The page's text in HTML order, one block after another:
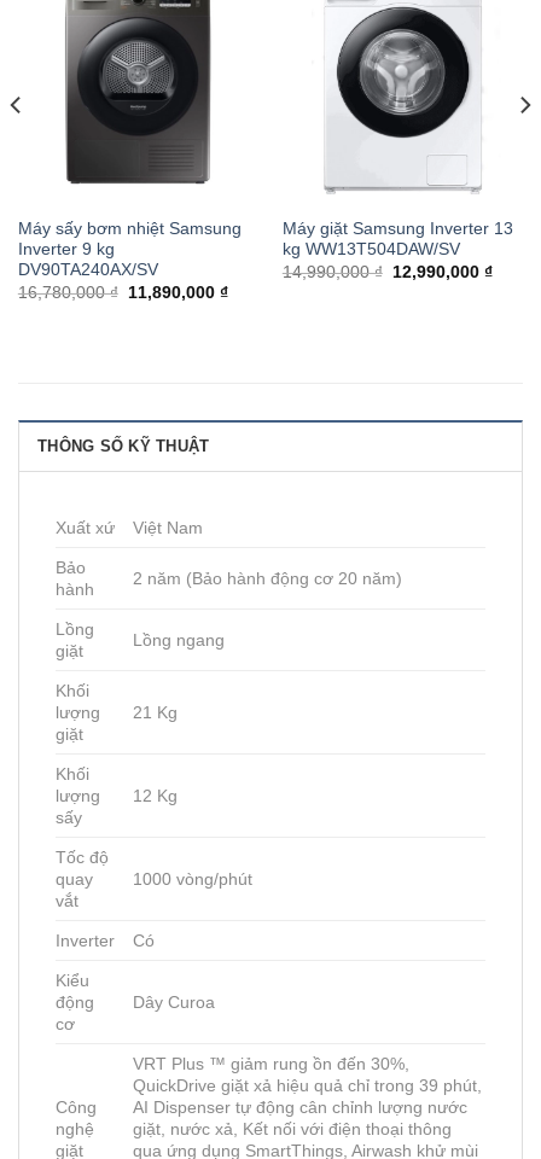
Máy sấy bơm nhiệt Samsung
Inverter 9 kg
DV90TA240AX/SV
16,780,000 ₫
11,890,000 ₫
Máy giặt Samsung Inverter 13
kg WW13T504DAW/SV
14,990,000 ₫
12,990,000 ₫
THÔNG SỐ KỸ THUẬT
Xuất xứ Việt Nam
Bảo
hành
2 năm (Bảo hành động cơ 20 năm)
Lồng
giặt
Lồng ngang
Khối
lượng
giặt
21 Kg
Khối
lượng
sấy
12 Kg
Tốc độ
quay
vắt
1000 vòng/phút
Inverter Có
Kiểu
động
cơ
Dây Curoa
Công
nghệ
giặt
VRT Plus ™ giảm rung ồn đến 30%,
QuickDrive giặt xả hiệu quả chỉ trong 39 phút,
AI Dispenser tự động cân chỉnh lượng nước
giặt, nước xả, Kết nối với điện thoại thông
qua ứng dụng SmartThings, Airwash khử mùi